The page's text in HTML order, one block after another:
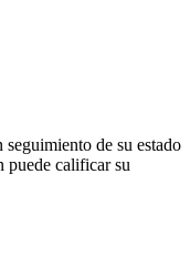
de su estado
puede calificar su